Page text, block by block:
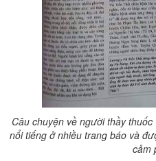
Câu chuyện về người thầy thuốc
nổi tiếng ở nhiều trang báo và
cảm